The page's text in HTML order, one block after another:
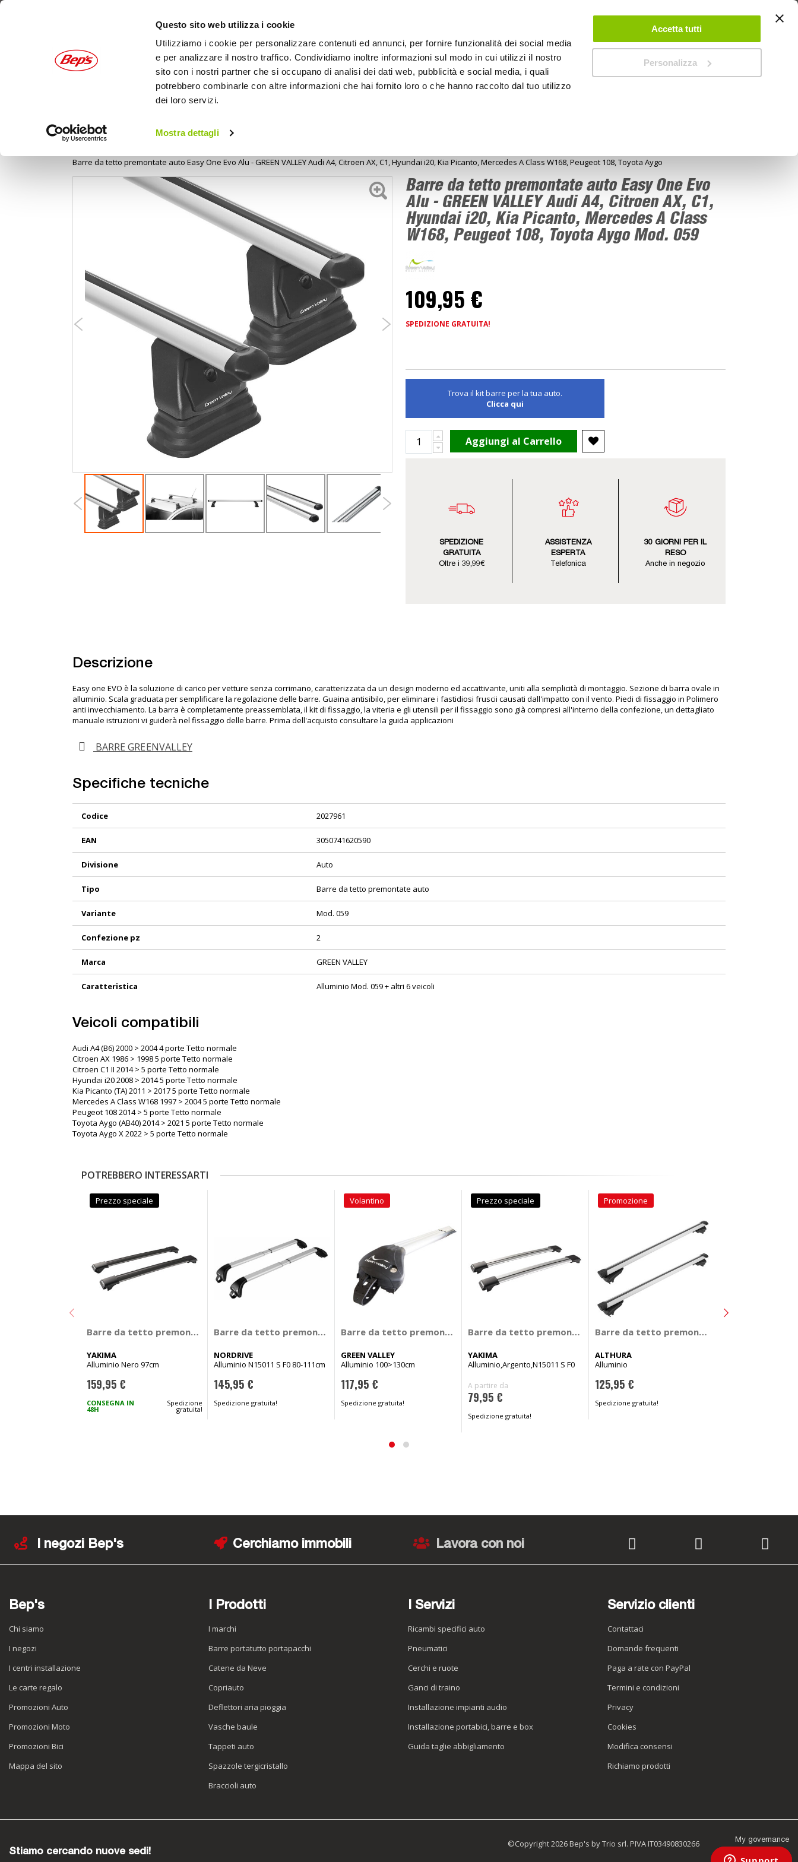
Questo sito web utilizza i cookie
Utilizziamo i cookie per personalizzare contenuti ed annunci, per fornire funzionalità dei social media
e per analizzare il nostro traffico. Condividiamo inoltre informazioni sul modo in cui utilizzi il nostro
sito con i nostri partner che si occupano di analisi dei dati web, pubblicità e social media, i quali
potrebbero combinarle con altre informazioni che hai fornito loro o che hanno raccolto dal tuo utilizzo
dei loro servizi.
Mostra dettagli
Accetta tutti
Personalizza
CONTATTACI NEGOZI IL MIO NEGOZIO
Barre da tetto premontate auto Easy One Evo Alu - GREEN VALLEY Audi A4, Citroen AX, C1, Hyundai i20, Kia Picanto, Mercedes A Class W168, Peugeot 108, Toyota Aygo
Barre da tetto premontate auto Easy One Evo
Alu - GREEN VALLEY Audi A4, Citroen AX, C1,
Hyundai i20, Kia Picanto, Mercedes A Class
W168, Peugeot 108, Toyota Aygo Mod. 059
109,95 €
SPEDIZIONE GRATUITA!
Trova il kit barre per la tua auto.
Clicca qui
Aggiungi al Carrello
SPEDIZIONE
GRATUITA
Oltre i 39,99€
ASSISTENZA
ESPERTA
Telefonica
30 GIORNI PER IL
RESO
Anche in negozio
Descrizione
Easy one EVO è la soluzione di carico per vetture senza corrimano, caratterizzata da un design moderno ed accattivante, uniti alla semplicità di montaggio. Sezione di barra ovale in
alluminio. Scala graduata per semplificare la regolazione delle barre. Guaina antisibilo, per eliminare i fastidiosi fruscii causati dall'impatto con il vento. Piedi di fissaggio in Polimero
anti invecchiamento. La barra è completamente preassemblata, il kit di fissaggio, la viteria e gli utensili per il fissaggio sono già compresi all'interno della confezione, un dettagliato
manuale istruzioni vi guiderà nel fissaggio delle barre. Prima dell'acquisto consultare la guida applicazioni
BARRE GREENVALLEY
Specifiche tecniche
Informazioni
Codice 2027961
EAN 3050741620590
Divisione Auto
Tipo Barre da tetto premontate auto
Variante Mod. 059
Confezione pz 2
Marca GREEN VALLEY
Caratteristica Alluminio Mod. 059 + altri 6 veicoli
Veicoli compatibili
Audi A4 (B6) 2000 > 2004 4 porte Tetto normale
Citroen AX 1986 > 1998 5 porte Tetto normale
Citroen C1 II 2014 > 5 porte Tetto normale
Hyundai i20 2008 > 2014 5 porte Tetto normale
Kia Picanto (TA) 2011 > 2017 5 porte Tetto normale
Mercedes A Class W168 1997 > 2004 5 porte Tetto normale
Peugeot 108 2014 > 5 porte Tetto normale
Toyota Aygo (AB40) 2014 > 2021 5 porte Tetto normale
Toyota Aygo X 2022 > 5 porte Tetto normale
POTREBBERO INTERESSARTI
Prezzo speciale
Barre da tetto premontate auto RailBar - YAKIMA
YAKIMA
Alluminio Nero 97cm
159,95 €
CONSEGNA IN
48H
Spedizione
gratuita!
Barre da tetto premontate auto Snap Alu Rail - NORDRIVE
NORDRIVE
Alluminio N15011 S F0 80-111cm
145,95 €
Spedizione gratuita!
Volantino
Barre da tetto premontate auto Freeline - GREEN VALLEY
GREEN VALLEY
Alluminio 100>130cm
117,95 €
Spedizione gratuita!
Prezzo speciale
Barre da tetto premontate auto RailBar
YAKIMA
Alluminio,Argento,N15011 S F0
A partire da
79,95 €
Spedizione gratuita!
Promozione
Barre da tetto premontate auto Torque
ALTHURA
Alluminio
125,95 €
Spedizione gratuita!
I negozi Bep's Cerchiamo immobili Lavora con noi
Bep's
Chi siamo
I negozi
I centri installazione
Le carte regalo
Promozioni Auto
Promozioni Moto
Promozioni Bici
Mappa del sito
I Prodotti
I marchi
Barre portatutto portapacchi
Catene da Neve
Copriauto
Deflettori aria pioggia
Vasche baule
Tappeti auto
Spazzole tergicristallo
Braccioli auto
I Servizi
Ricambi specifici auto
Pneumatici
Cerchi e ruote
Ganci di traino
Installazione impianti audio
Installazione portabici, barre e box
Guida taglie abbigliamento
Servizio clienti
Contattaci
Domande frequenti
Paga a rate con PayPal
Termini e condizioni
Privacy
Cookies
Modifica consensi
Richiamo prodotti
Stiamo cercando nuove sedi!
My governance
©Copyright 2026 Bep's by Trio srl. PIVA IT03490830266